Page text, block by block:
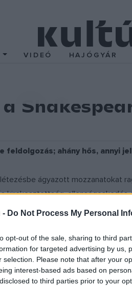
- Do Not Process My Personal
opt-out of the sale, sharing to third
for targeted advertising by us,
selection. Please note that after your
interest-based ads based on
to third parties prior to your
VIDEÓ HAJÓGYÁR
feldolgozás; ahány hős, annyi
ágyazott mozzanatokat
kirekesztettség,
hatások közös gondolkozásra, a
írói lenyomatát hagyta: Papolczy
Anna, rendező (Téli rege/
Egressy Zoltán író, Márton